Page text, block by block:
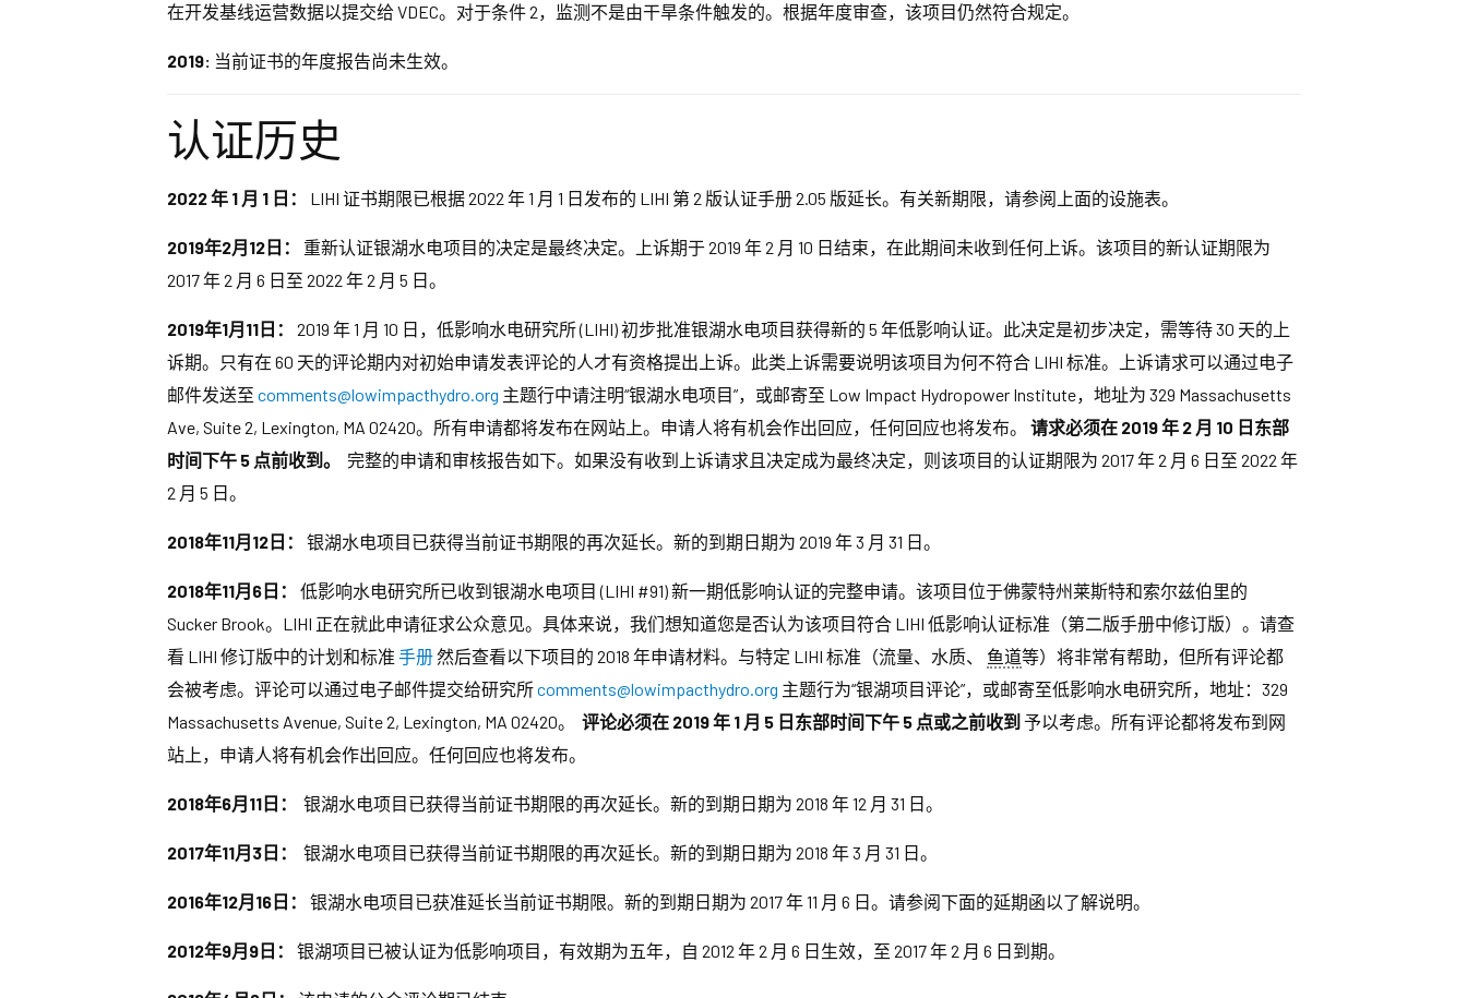
在开发基线运营数据以提交给 VDEC。对于条件 2，监测不是由干旱条件触发的。根据年度审查，该项目仍然符合规定。
2019: 当前证书的年度报告尚未生效。
认证历史
2022 年 1 月 1 日： LIHI 证书期限已根据 2022 年 1 月 1 日发布的 LIHI 第 2 版认证手册 2.05 版延长。有关新期限，请参阅上面的设施表。
2019年2月12日：
重新认证银湖水电项目的决定是最终决定。上诉期于 2019 年 2 月 10 日结束，在此期间未收到任何上诉。该项目的新认证期限为
2017 年 2 月 6 日至 2022 年 2 月 5 日。
2019年1月11日：
2019 年 1 月 10 日，低影响水电研究所 (LIHI) 初步批准银湖水电项目获得新的 5 年低影响认证。此决定是初步决定，需等待 30 天的上
诉期。只有在 60 天的评论期内对初始申请发表评论的人才有资格提出上诉。此类上诉需要说明该项目为何不符合 LIHI 标准。上诉请求可以通过电子
邮件发送至 comments@lowimpacthydro.org 主题行中请注明“银湖水电项目”，或邮寄至 Low Impact Hydropower Institute，地址为 329 Massachusetts
Ave, Suite 2, Lexington, MA 02420。所有申请都将发布在网站上。申请人将有机会作出回应，任何回应也将发布。 请求必须在 2019 年 2 月 10 日东部
时间下午 5 点前收到。 完整的申请和审核报告如下。如果没有收到上诉请求且决定成为最终决定，则该项目的认证期限为 2017 年 2 月 6 日至 2022 年
2 月 5 日。
2018年11月12日： 银湖水电项目已获得当前证书期限的再次延长。新的到期日期为 2019 年 3 月 31 日。
2018年11月6日： 低影响水电研究所已收到银湖水电项目 (LIHI #91) 新一期低影响认证的完整申请。该项目位于佛蒙特州莱斯特和索尔兹伯里的
Sucker Brook。LIHI 正在就此申请征求公众意见。具体来说，我们想知道您是否认为该项目符合 LIHI 低影响认证标准（第二版手册中修订版）。请查
看 LIHI 修订版中的计划和标准 手册然后查看以下项目的 2018 年申请材料。与特定 LIHI 标准（流量、水质、 鱼道等）将非常有帮助，但所有评论都
会被考虑。评论可以通过电子邮件提交给研究所comments@lowimpacthydro.org 主题行为“银湖项目评论”，或邮寄至低影响水电研究所，地址：329
Massachusetts Avenue, Suite 2, Lexington, MA 02420。 评论必须在 2019 年 1 月 5 日东部时间下午 5 点或之前收到 予以考虑。所有评论都将发布到网
站上，申请人将有机会作出回应。任何回应也将发布。
2018年6月11日： 银湖水电项目已获得当前证书期限的再次延长。新的到期日期为 2018 年 12 月 31 日。
2017年11月3日： 银湖水电项目已获得当前证书期限的再次延长。新的到期日期为 2018 年 3 月 31 日。
2016年12月16日： 银湖水电项目已获准延长当前证书期限。新的到期日期为 2017 年 11 月 6 日。请参阅下面的延期函以了解说明。
2012年9月9日： 银湖项目已被认证为低影响项目，有效期为五年，自 2012 年 2 月 6 日生效，至 2017 年 2 月 6 日到期。